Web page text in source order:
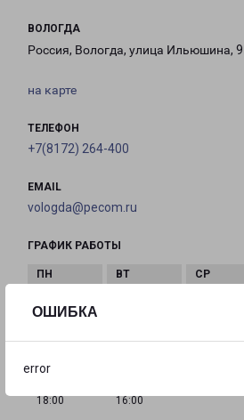
ОШИБКА
error
ВОЛОГДА
Россия, Вологда, улица Ильюшина,
на карте
ТЕЛЕФОН
+7(8172) 264-400
EMAIL
vologda@pecom.ru
ГРАФИК РАБОТЫ
с 09:00 до
18:00
16:00